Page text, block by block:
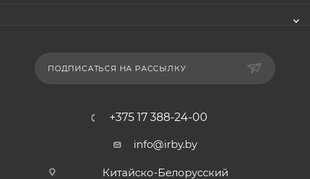
ПОДПИСАТЬСЯ НА РАССЫЛКУ
+375 17 388-24-00
info@irby.by
Китайско-Белорусский